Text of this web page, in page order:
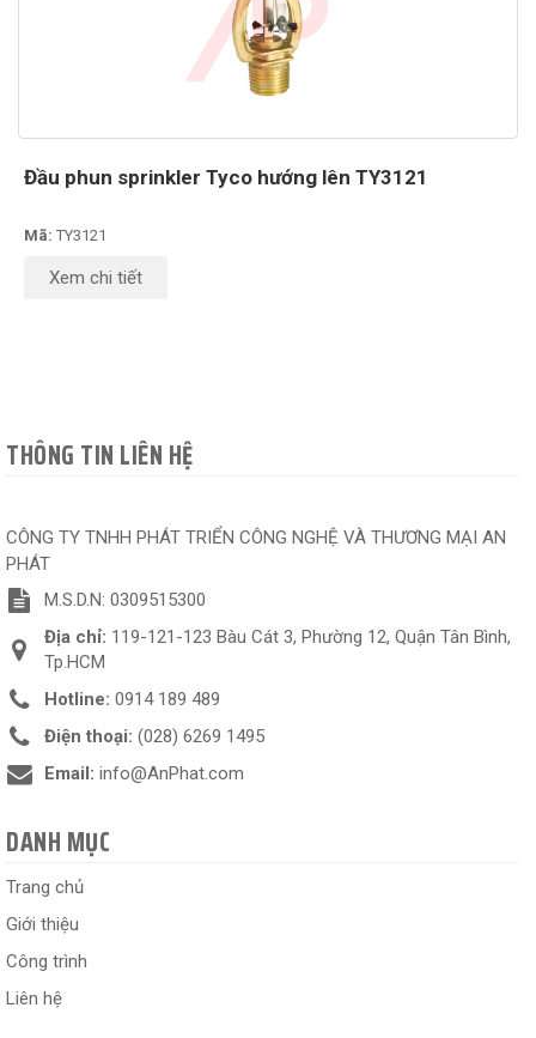
Đầu phun sprinkler Tyco hướng lên TY3121
Mã: TY3121
Xem chi tiết
THÔNG TIN LIÊN HỆ
CÔNG TY TNHH PHÁT TRIỂN CÔNG NGHỆ VÀ THƯƠNG MẠI AN
PHÁT
M.S.D.N: 0309515300
Địa chỉ: 119-121-123 Bàu Cát 3, Phường 12, Quận Tân Bình,
Tp.HCM
Hotline: 0914 189 489
Điện thoại: (028) 6269 1495
Email: info@AnPhat.com
DANH MỤC
Trang chủ
Giới thiệu
Công trình
Liên hệ